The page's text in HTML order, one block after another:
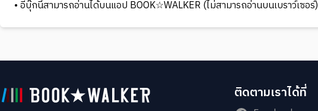
• อีบุ๊กนี้สามารถอ่านได้บนแอป BOOK☆WALKER (ไม่สามารถอ่านบนเบราว์เซอร์)
ติดตามเราได้ที่